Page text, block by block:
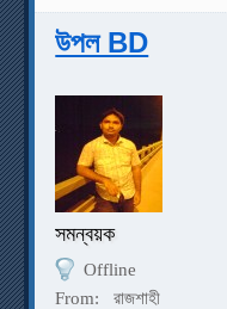
উপল BD
সমন্বয়ক
Offline
From:
রাজশাহী